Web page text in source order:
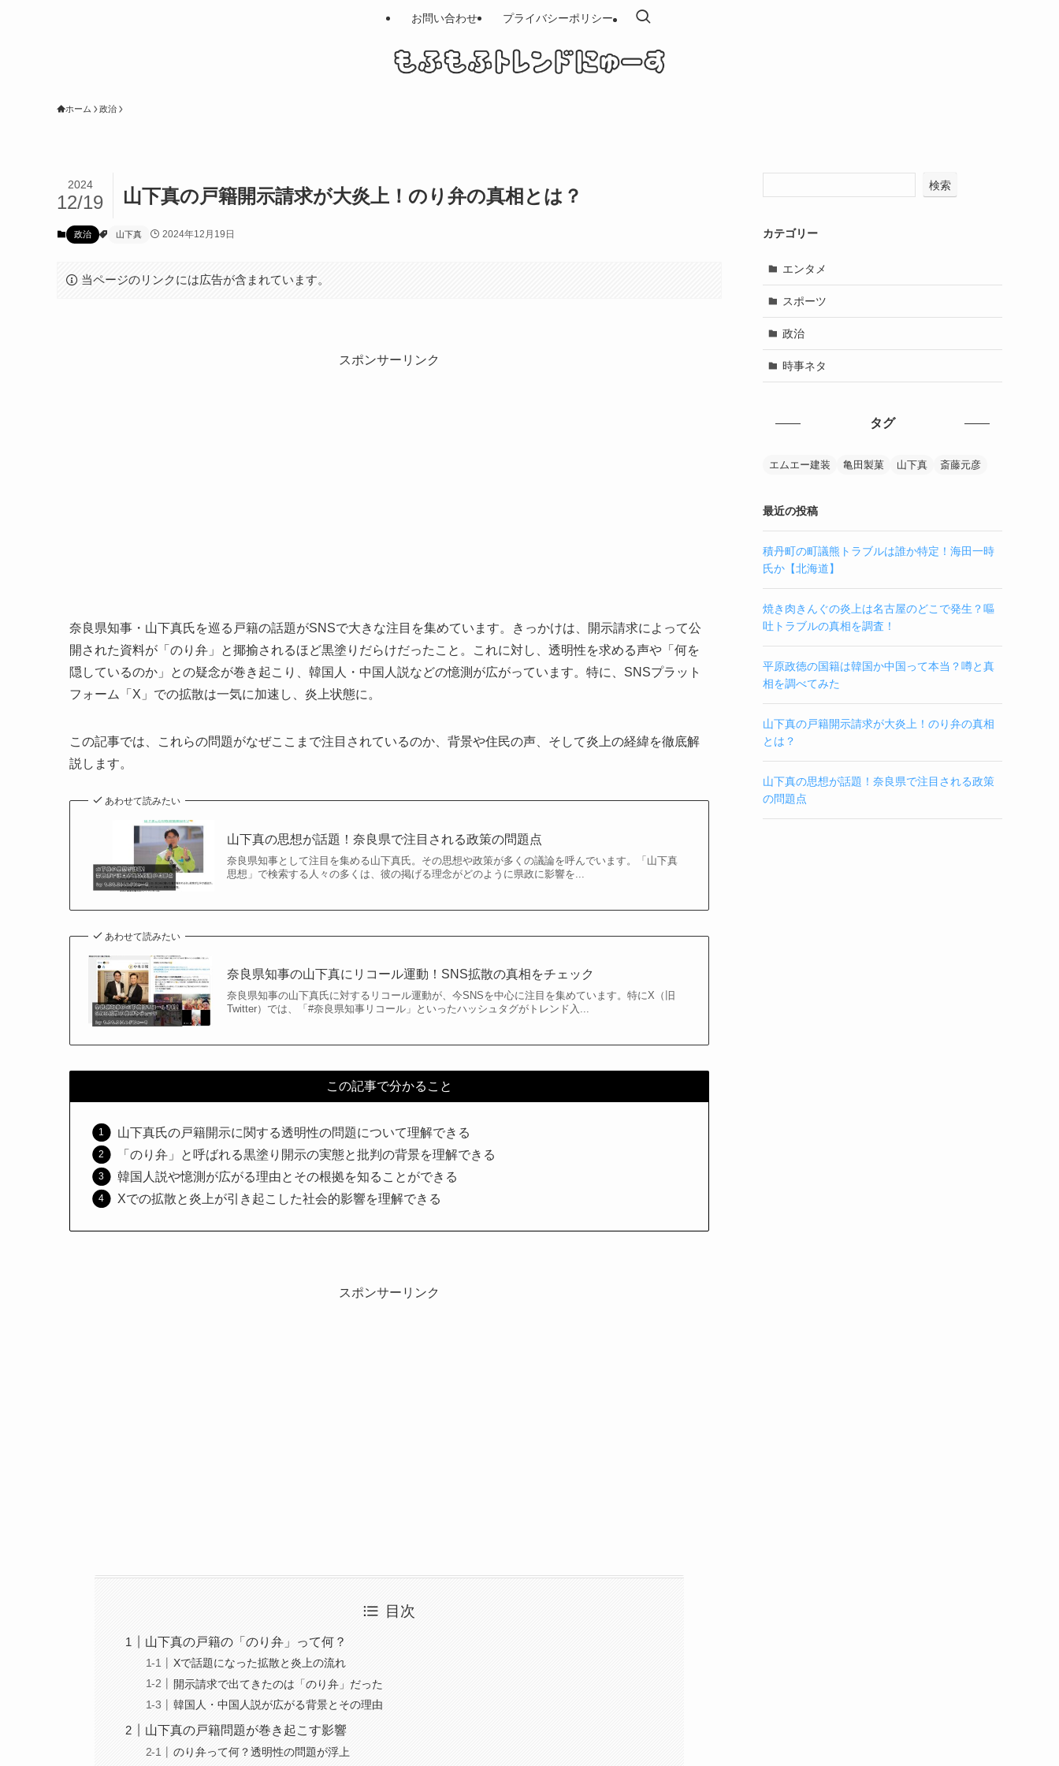
お問い合わせ プライバシーポリシー
ホーム 政治
山下真の戸籍開示請求が大炎上！のり弁の真相とは？
2024
12/19
政治 山下真 2024年12月19日
当ページのリンクには広告が含まれています。
スポンサーリンク
奈良県知事・山下真氏を巡る戸籍の話題がSNSで大きな注目を集めています。きっかけは、開示請求によって公
開された資料が「のり弁」と揶揄されるほど黒塗りだらけだったこと。これに対し、透明性を求める声や「何を
隠しているのか」との疑念が巻き起こり、韓国人・中国人説などの憶測が広がっています。特に、SNSプラット
フォーム「X」での拡散は一気に加速し、炎上状態に。
この記事では、これらの問題がなぜここまで注目されているのか、背景や住民の声、そして炎上の経緯を徹底解
説します。
あわせて読みたい
山下真の思想が話題！奈良県で注目される政策の問題点
奈良県知事として注目を集める山下真氏。その思想や政策が多くの議論を呼んでいます。「山下真
思想」で検索する人々の多くは、彼の掲げる理念がどのように県政に影響を...
あわせて読みたい
奈良県知事の山下真にリコール運動！SNS拡散の真相をチェック
奈良県知事の山下真氏に対するリコール運動が、今SNSを中心に注目を集めています。特にX（旧
Twitter）では、「#奈良県知事リコール」といったハッシュタグがトレンド入...
この記事で分かること
山下真氏の戸籍開示に関する透明性の問題について理解できる
「のり弁」と呼ばれる黒塗り開示の実態と批判の背景を理解できる
韓国人説や憶測が広がる理由とその根拠を知ることができる
Xでの拡散と炎上が引き起こした社会的影響を理解できる
スポンサーリンク
目次
山下真の戸籍の「のり弁」って何？
Xで話題になった拡散と炎上の流れ
開示請求で出てきたのは「のり弁」だった
韓国人・中国人説が広がる背景とその理由
山下真の戸籍問題が巻き起こす影響
のり弁って何？透明性の問題が浮上
検索
カテゴリー
エンタメ
スポーツ
政治
時事ネタ
タグ
エムエー建装 亀田製菓 山下真 斎藤元彦
最近の投稿
積丹町の町議熊トラブルは誰か特定！海田一時
氏か【北海道】
焼き肉きんぐの炎上は名古屋のどこで発生？嘔
吐トラブルの真相を調査！
平原政徳の国籍は韓国か中国って本当？噂と真
相を調べてみた
山下真の戸籍開示請求が大炎上！のり弁の真相
とは？
山下真の思想が話題！奈良県で注目される政策
の問題点